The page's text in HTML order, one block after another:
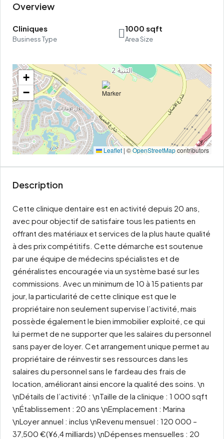
Overview
Cliniques
Business Type
1000 sqft
Area Size
+
−
Leaflet | ©OpenStreetMapcontributors
Description
Cette clinique dentaire est en activité depuis 20 ans,
avec pour objectif de satisfaire tous les patients en
offrant des matériaux et services de la plus haute qualité
à des prix compétitifs. Cette démarche est soutenue
par une équipe de médecins spécialistes et de
généralistes encouragée via un système basé sur les
commissions. Avec un minimum de 10 à 15 patients par
jour, la particularité de cette clinique est que le
propriétaire non seulement supervise l’activité, mais
possède également le bien immobilier exploité, ce qui
lui permet de ne supporter que les salaires du personnel
sans payer de loyer. Cet arrangement unique permet au
propriétaire de réinvestir ses ressources dans les
salaires du personnel sans le fardeau des frais de
location, améliorant ainsi encore la qualité des soins. \n
\nDétails de l’activité : \nTaille de la clinique : 1 000 sqft
\nÉtablissement : 20 ans \nEmplacement : Marina
\nLoyer annuel : inclus \nRevenu mensuel : 120 000 –
37,500 €(¥6,4 milliards) \nDépenses mensuelles : 20